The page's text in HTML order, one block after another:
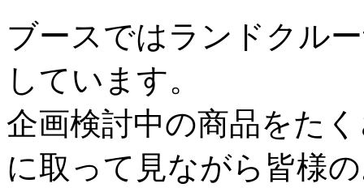
ブースではランドクル
しています。
企画検討中の商品をた
に取って見ながら皆様